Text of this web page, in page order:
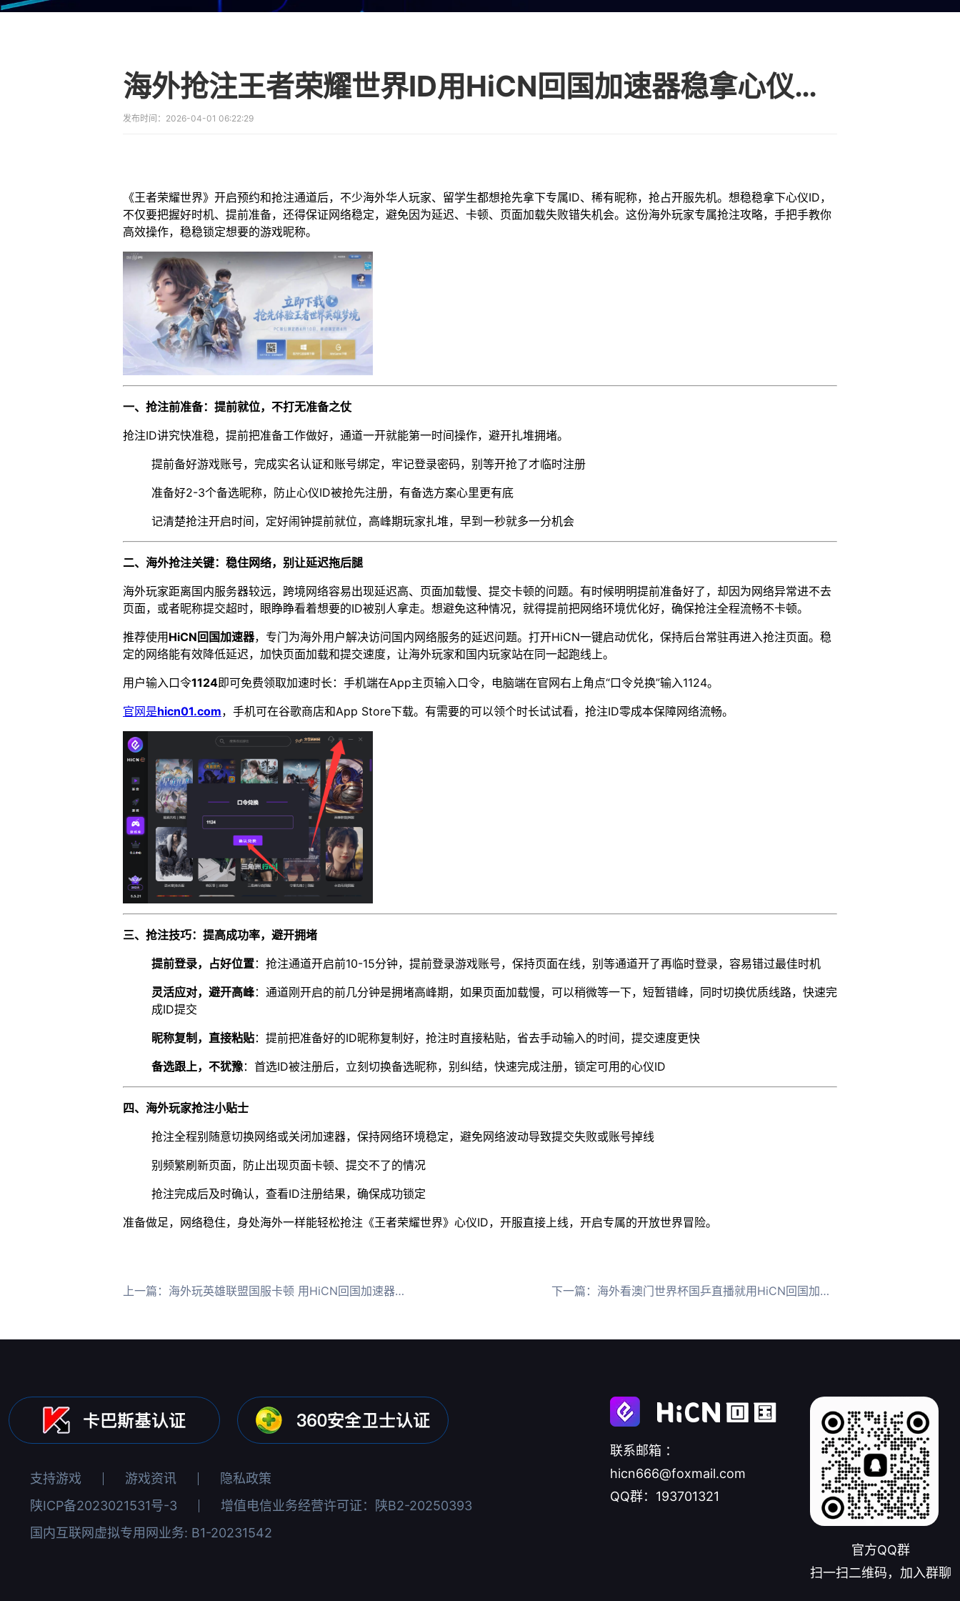
海外抢注王者荣耀世界ID用HiCN回国加速器稳拿心仪昵称
发布时间： 2026-04-01 06:22:29
《王者荣耀世界》开启预约和抢注通道后，不少海外华人玩家、留学生都想抢先拿下专属ID、稀有昵称，抢占开服先机。想稳稳拿下心仪ID，
不仅要把握好时机、提前准备，还得保证网络稳定，避免因为延迟、卡顿、页面加载失败错失机会。这份海外玩家专属抢注攻略，手把手教你
高效操作，稳稳锁定想要的游戏昵称。
一、抢注前准备：提前就位，不打无准备之仗
抢注ID讲究快准稳，提前把准备工作做好，通道一开就能第一时间操作，避开扎堆拥堵。
提前备好游戏账号，完成实名认证和账号绑定，牢记登录密码，别等开抢了才临时注册
准备好2-3个备选昵称，防止心仪ID被抢先注册，有备选方案心里更有底
记清楚抢注开启时间，定好闹钟提前就位，高峰期玩家扎堆，早到一秒就多一分机会
二、海外抢注关键：稳住网络，别让延迟拖后腿
海外玩家距离国内服务器较远，跨境网络容易出现延迟高、页面加载慢、提交卡顿的问题。有时候明明提前准备好了，却因为网络异常进不去
页面，或者昵称提交超时，眼睁睁看着想要的ID被别人拿走。想避免这种情况，就得提前把网络环境优化好，确保抢注全程流畅不卡顿。
推荐使用HiCN回国加速器，专门为海外用户解决访问国内网络服务的延迟问题。打开HiCN一键启动优化，保持后台常驻再进入抢注页面。稳
定的网络能有效降低延迟，加快页面加载和提交速度，让海外玩家和国内玩家站在同一起跑线上。
用户输入口令1124即可免费领取加速时长：手机端在App主页输入口令，电脑端在官网右上角点“口令兑换”输入1124。
官网是hicn01.com，手机可在谷歌商店和App Store下载。有需要的可以领个时长试试看，抢注ID零成本保障网络流畅。
三、抢注技巧：提高成功率，避开拥堵
提前登录，占好位置：抢注通道开启前10-15分钟，提前登录游戏账号，保持页面在线，别等通道开了再临时登录，容易错过最佳时机
灵活应对，避开高峰：通道刚开启的前几分钟是拥堵高峰期，如果页面加载慢，可以稍微等一下，短暂错峰，同时切换优质线路，快速完
成ID提交
昵称复制，直接粘贴：提前把准备好的ID昵称复制好，抢注时直接粘贴，省去手动输入的时间，提交速度更快
备选跟上，不犹豫：首选ID被注册后，立刻切换备选昵称，别纠结，快速完成注册，锁定可用的心仪ID
四、海外玩家抢注小贴士
抢注全程别随意切换网络或关闭加速器，保持网络环境稳定，避免网络波动导致提交失败或账号掉线
别频繁刷新页面，防止出现页面卡顿、提交不了的情况
抢注完成后及时确认，查看ID注册结果，确保成功锁定
准备做足，网络稳住，身处海外一样能轻松抢注《王者荣耀世界》心仪ID，开服直接上线，开启专属的开放世界冒险。
上一篇： 海外玩英雄联盟国服卡顿 用HiCN回国加速器畅享愚人节活动 下一篇： 海外看澳门世界杯国乒直播就用HiCN回国加速器
支持游戏 游戏资讯
隐私政策
陕ICP备2023021531号-3
增值电信业务经营许可证：陕B2-20250393
国内互联网虚拟专用网业务: B1-20231542
联系邮箱 ：
hicn666@foxmail.com
QQ群：193701321
官方QQ群
扫一扫二维码，加入群聊